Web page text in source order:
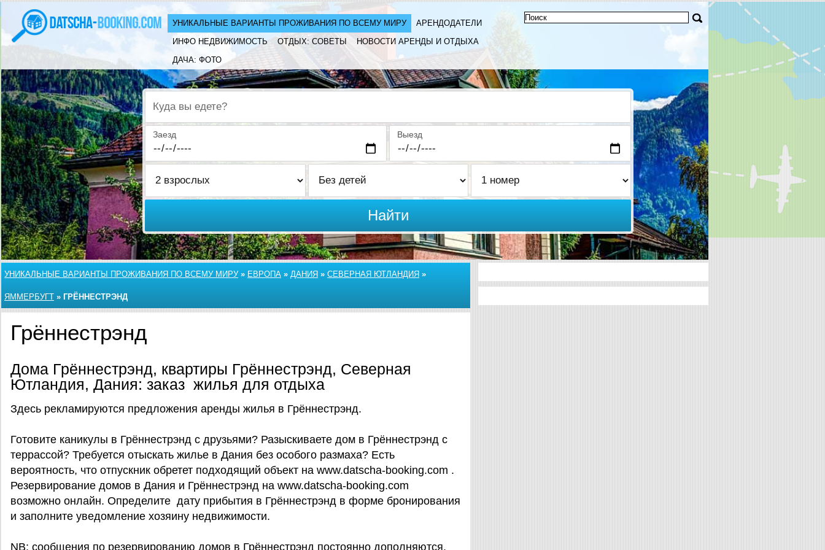
УНИКАЛЬНЫЕ ВАРИАНТЫ ПРОЖИВАНИЯ ПО ВСЕМУ МИРУ
АРЕНДОДАТЕЛИ
ИНФО НЕДВИЖИМОСТЬ
ОТДЫХ: СОВЕТЫ
НОВОСТИ АРЕНДЫ И ОТДЫХА
ДАЧА: ФОТО
Куда вы едете?
Заезд Выезд
Найти
УНИКАЛЬНЫЕ ВАРИАНТЫ ПРОЖИВАНИЯ ПО ВСЕМУ МИРУ» ЕВРОПА » ДАНИЯ » СЕВЕРНАЯ ЮТЛАНДИЯ »
ЯММЕРБУГТ » ГРЁННЕСТРЭНД
Грённестрэнд
Дома Грённестрэнд, квартиры Грённестрэнд, Северная
Ютландия, Дания: заказ жилья для отдыха
Здесь рекламируются предложения аренды жилья в Грённестрэнд.
Готовите каникулы в Грённестрэнд с друзьями? Разыскиваете дом в Грённестрэнд с
террассой? Требуется отыскать жилье в Дания без особого размаха? Есть
вероятность, что отпускник обретет подходящий объект на www.datscha-booking.com .
Резервирование домов в Дания и Грённестрэнд на www.datscha-booking.com
возможно онлайн. Определите дату прибытия в Грённестрэнд в форме бронирования
и заполните уведомление хозяину недвижимости.
NB: сообщения по резервированию домов в Грённестрэнд постоянно дополняются.